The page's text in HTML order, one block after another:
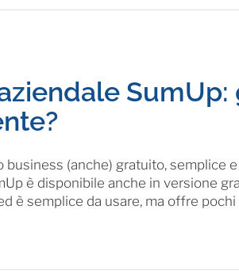
business (anche) gratuito, semplice
è disponibile anche in versione
è semplice da usare, ma offre pochi